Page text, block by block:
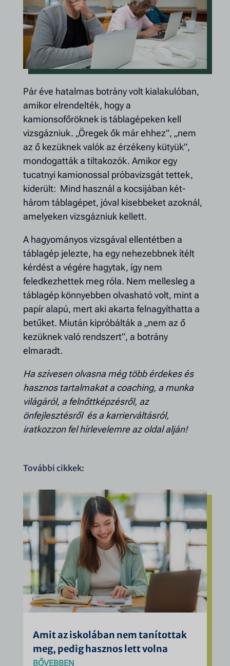
Pár éve hatalmas botrány volt kialakulóban,
amikor elrendelték, hogy a
kamionsofőröknek is táblagépeken kell
vizsgázniuk. „Öregek ők már ehhez”, „nem
az ő kezüknek valók az érzékeny kütyük”,
mondogatták a tiltakozók. Amikor egy
tucatnyi kamionossal próbavizsgát tettek,
kiderült: Mind használ a kocsijában két-
három táblagépet, jóval kisebbeket azoknál,
amelyeken vizsgázniuk kellett.
A hagyományos vizsgával ellentétben a
táblagép jelezte, ha egy nehezebbnek ítélt
kérdést a végére hagytak, így nem
feledkezhettek meg róla. Nem mellesleg a
táblagép könnyebben olvasható volt, mint a
papír alapú, mert aki akarta felnagyíthatta a
betűket. Miután kipróbálták a „nem az ő
kezüknek való rendszert”, a botrány
elmaradt.
Ha szívesen olvasna még több érdekes és
hasznos tartalmakat a coaching, a munka
világáról, a felnőttképzésről, az
önfejlesztésről és a karrierváltásról,
iratkozzon fel hírlevelemre az oldal alján!
További cikkek:
Amit az iskolában nem tanítottak
meg, pedig hasznos lett volna
BŐVEBBEN